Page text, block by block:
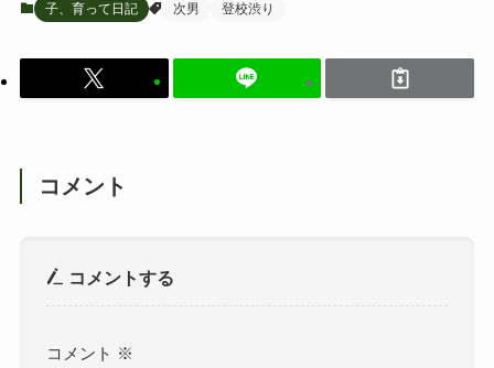
子、育って日記 次男 登校渋り
コメント
コメントする
コメント ※